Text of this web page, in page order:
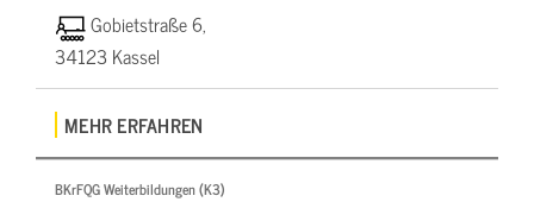
Gobietstraße 6,
34123 Kassel
MEHR ERFAHREN
BKrFQG Weiterbildungen (K3)